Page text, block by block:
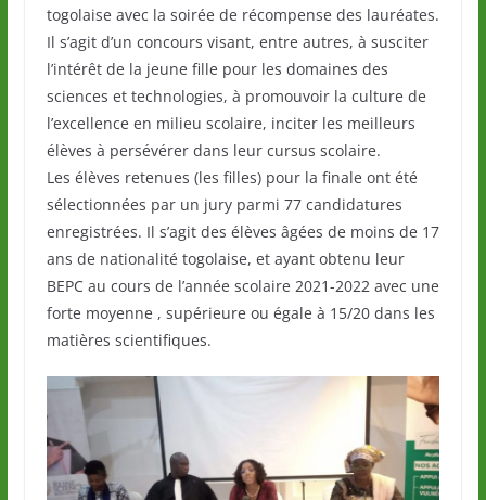
togolaise avec la soirée de récompense des lauréates.
Il s’agit d’un concours visant, entre autres, à susciter
l’intérêt de la jeune fille pour les domaines des
sciences et technologies, à promouvoir la culture de
l’excellence en milieu scolaire, inciter les meilleurs
élèves à persévérer dans leur cursus scolaire.
Les élèves retenues (les filles) pour la finale ont été
sélectionnées par un jury parmi 77 candidatures
enregistrées. Il s’agit des élèves âgées de moins de 17
ans de nationalité togolaise, et ayant obtenu leur
BEPC au cours de l’année scolaire 2021-2022 avec une
forte moyenne , supérieure ou égale à 15/20 dans les
matières scientifiques.